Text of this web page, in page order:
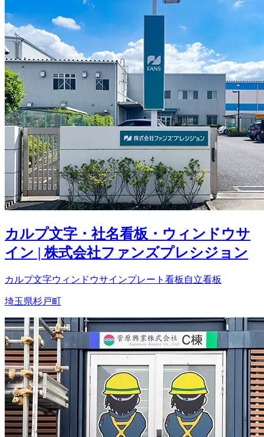
カルプ文字・社名看板・ウィンドウサ
イン | 株式会社ファンズプレシジョン
カルプ文字ウィンドウサインプレート看板 自立看板
埼玉県杉戸町